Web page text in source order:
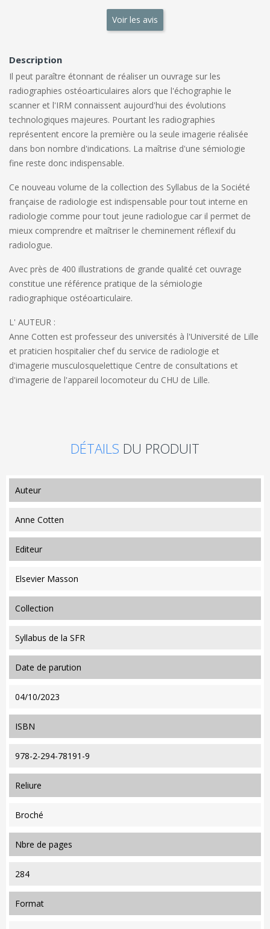
Voir les avis
Description
Il peut paraître étonnant de réaliser un ouvrage sur les
radiographies ostéoarticulaires alors que l'échographie le
scanner et l'IRM connaissent aujourd'hui des évolutions
technologiques majeures. Pourtant les radiographies
représentent encore la première ou la seule imagerie réalisée
dans bon nombre d'indications. La maîtrise d'une sémiologie
fine reste donc indispensable.
Ce nouveau volume de la collection des Syllabus de la Société
française de radiologie est indispensable pour tout interne en
radiologie comme pour tout jeune radiologue car il permet de
mieux comprendre et maîtriser le cheminement réflexif du
radiologue.
Avec près de 400 illustrations de grande qualité cet ouvrage
constitue une référence pratique de la sémiologie
radiographique ostéoarticulaire.
L' AUTEUR :
Anne Cotten est professeur des universités à l'Université de Lille
et praticien hospitalier chef du service de radiologie et
d'imagerie musculosquelettique Centre de consultations et
d'imagerie de l'appareil locomoteur du CHU de Lille.
DÉTAILS DU PRODUIT
auteur
Anne Cotten
editeur
Elsevier Masson
collection
Syllabus de la SFR
date de parution
04/10/2023
ISBN
978-2-294-78191-9
reliure
Broché
nbre de pages
284
format